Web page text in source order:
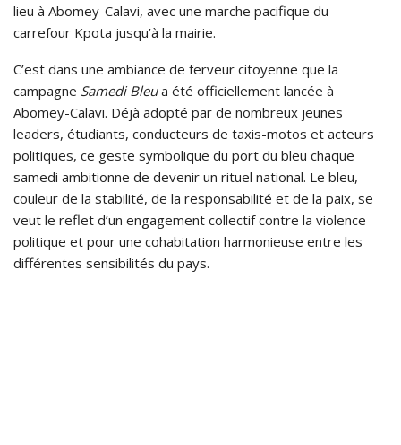
lieu à Abomey-Calavi, avec une marche pacifique du
carrefour Kpota jusqu’à la mairie.
C’est dans une ambiance de ferveur citoyenne que la
campagne Samedi Bleua été officiellement lancée à
Abomey-Calavi. Déjà adopté par de nombreux jeunes
leaders, étudiants, conducteurs de taxis-motos et acteurs
politiques, ce geste symbolique du port du bleu chaque
samedi ambitionne de devenir un rituel national. Le bleu,
couleur de la stabilité, de la responsabilité et de la paix, se
veut le reflet d’un engagement collectif contre la violence
politique et pour une cohabitation harmonieuse entre les
différentes sensibilités du pays.